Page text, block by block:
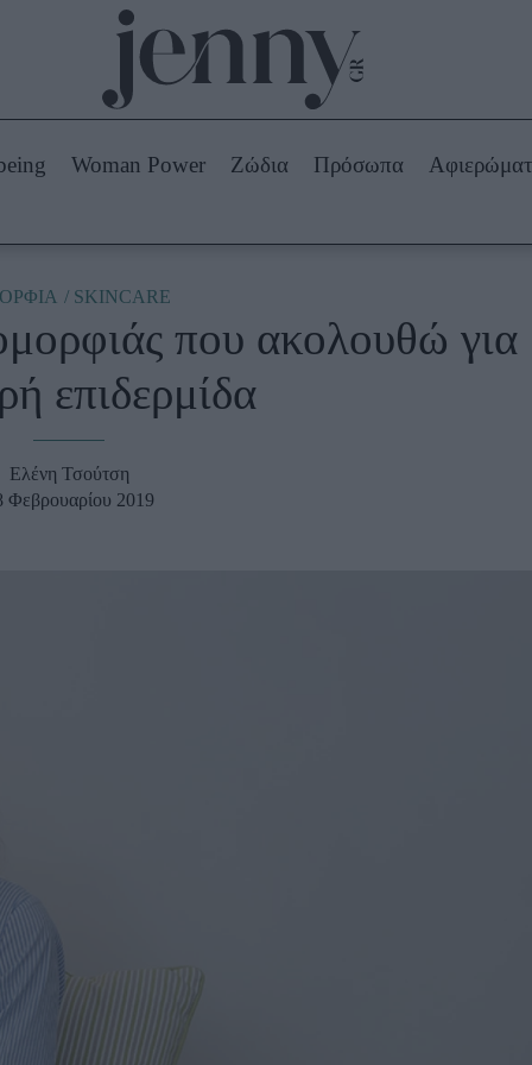
Beauty -
Ομορφιά
Skincare
Μακιγιάζ
Ζώδια
Woman Power Ζώδια Πρόσωπα
SKINCARE
που ακολουθώ για
επιδερμίδα
Ελένη Τσούτση
Φεβρουαρίου 2019